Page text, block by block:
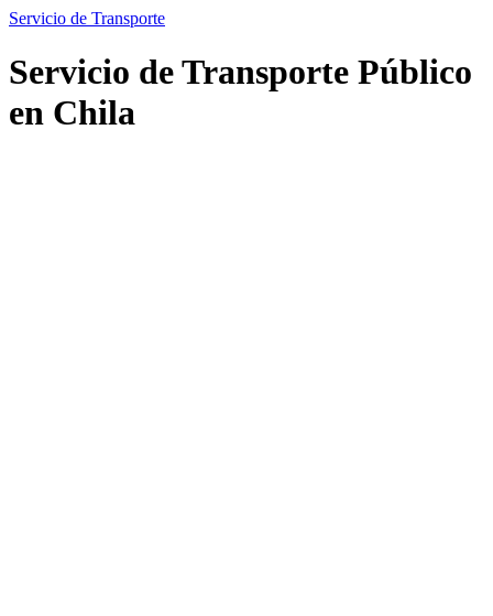
Servicio de Transporte
Servicio de Transporte Público
en Chila